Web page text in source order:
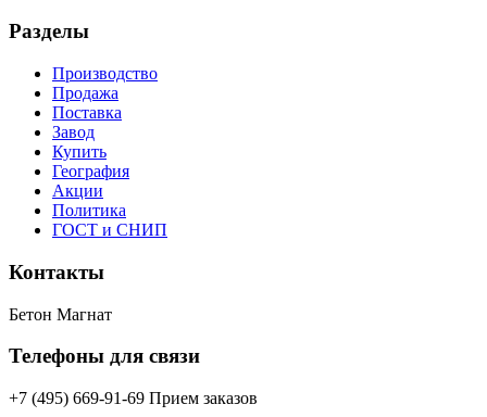
Разделы
Производство
Продажа
Поставка
Завод
Купить
География
Акции
Политика
ГОСТ и СНИП
Контакты
Бетон Магнат
Телефоны для связи
+7 (495) 669-91-69 Прием заказов